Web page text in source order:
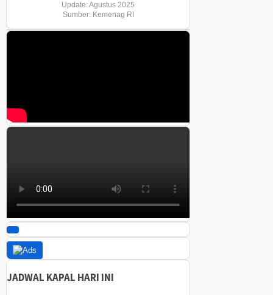
Update: Agustus 2025
Sumber: Kemenag RI
JADWAL KAPAL HARI INI